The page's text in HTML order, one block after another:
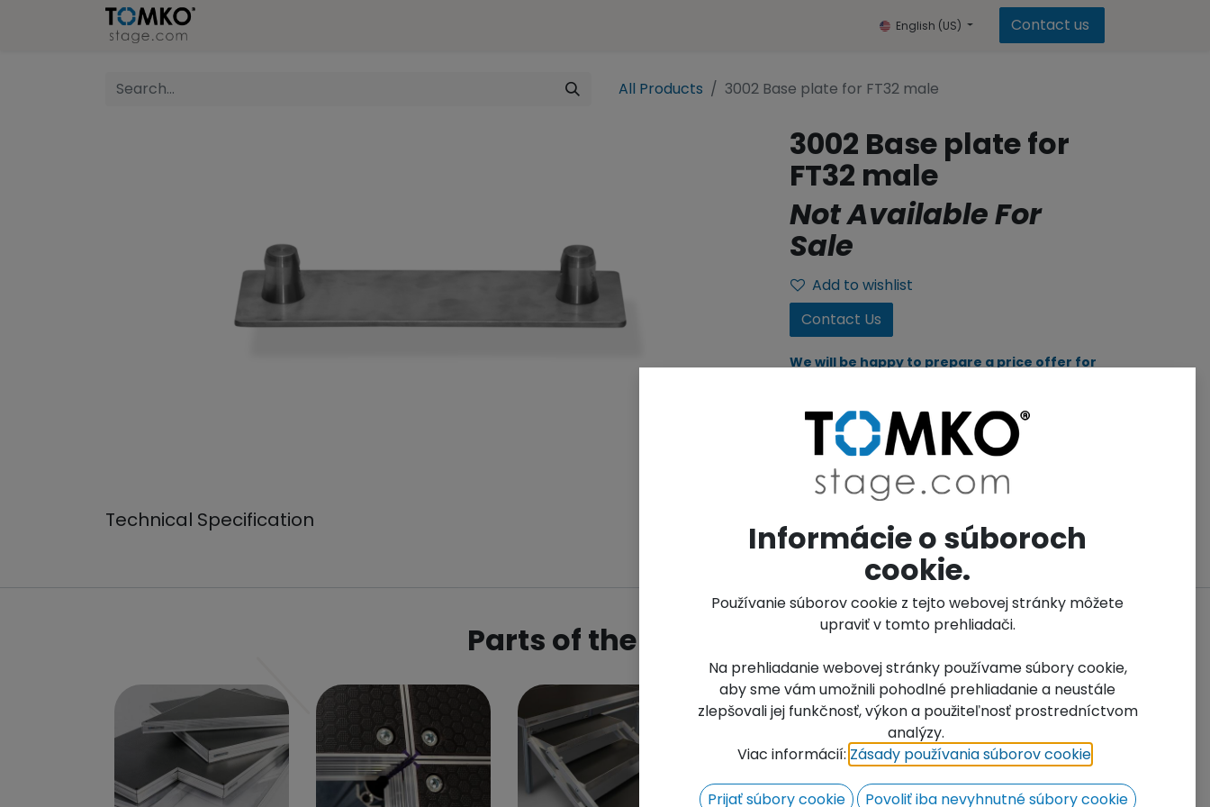
English (US) Contact us
All Products 3002 Base plate for FT32 male
3002 Base plate for
FT32 male
Not Available For
Sale
Add to wishlist
Contact Us
We will be happy to prepare a price offer for
Art.No.:
0565
Unit of Measure Name:Units
Technical Specification
Parts of the STAGE
Informácie o súboroch
cookie.
Používanie súborov cookie z tejto webovej stránky môžete
upraviť v tomto prehliadači.
Na prehliadanie webovej stránky používame súbory cookie,
aby sme vám umožnili pohodlné prehliadanie a neustále
zlepšovali jej funkčnosť, výkon a použiteľnosť prostredníctvom
analýzy.
Viac informácií: Zásady používania súborov cookie
Prijať súbory cookie Povoliť iba nevyhnutné súbory cookie